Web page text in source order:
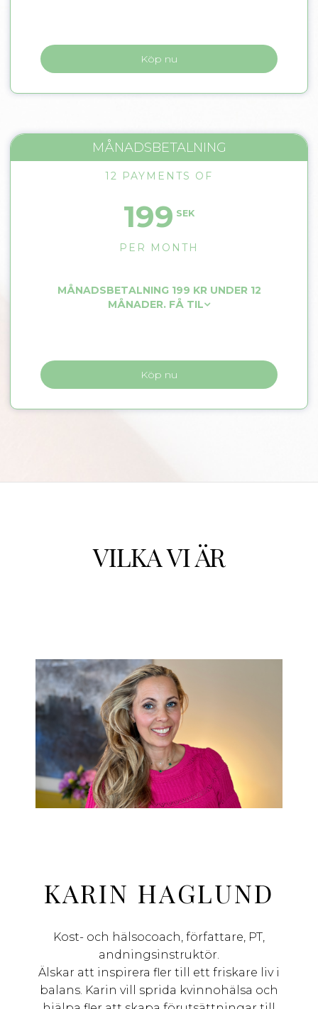
Köp nu
MÅNADSBETALNING
12 PAYMENTS OF
199 SEK
PER MONTH
MÅNADSBETALNING 199 KR UNDER 12
MÅNADER. FÅ TIL
Köp nu
VILKA VI ÄR
KARIN HAGLUND
Kost- och hälsocoach, författare, PT,
andningsinstruktör.
Älskar att inspirera fler till ett friskare liv i
balans. Karin vill sprida kvinnohälsa och